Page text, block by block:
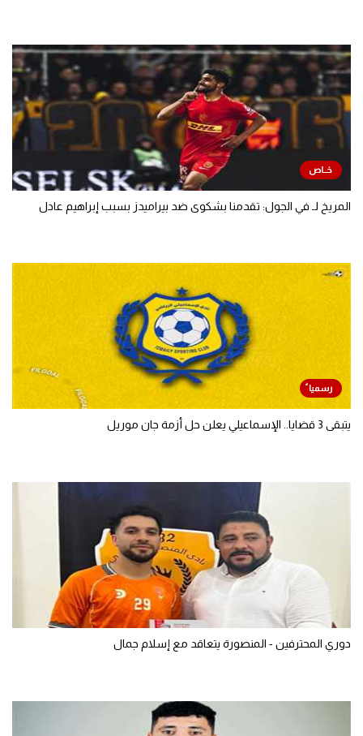
المريخ لـ في الجول: تقدمنا بشكوى ضد بيراميدز بسبب إبراهيم عادل
يتبقى 3 قضايا.. الإسماعيلي يعلن حل أزمة جان موريل
دوري المحترفين - المنصورة يتعاقد مع إسلام جمال